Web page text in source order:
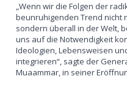
„Wenn wir die Folgen der
beunruhigenden Trend nicht
sondern überall in der Welt,
uns auf die Notwendigkeit
Ideologien, Lebensweisen
integrieren“, sagte der
Muaammar, in seiner